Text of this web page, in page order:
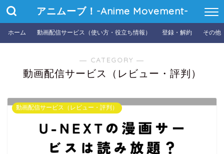
アニムーブ！-Anime Movement-
ホーム 動画配信サービス（使い方・役立ち情報） 登録・解約 その他
― CATEGORY ―
動画配信サービス（レビュー・評判）
動画配信サービス（レビュー・評判）